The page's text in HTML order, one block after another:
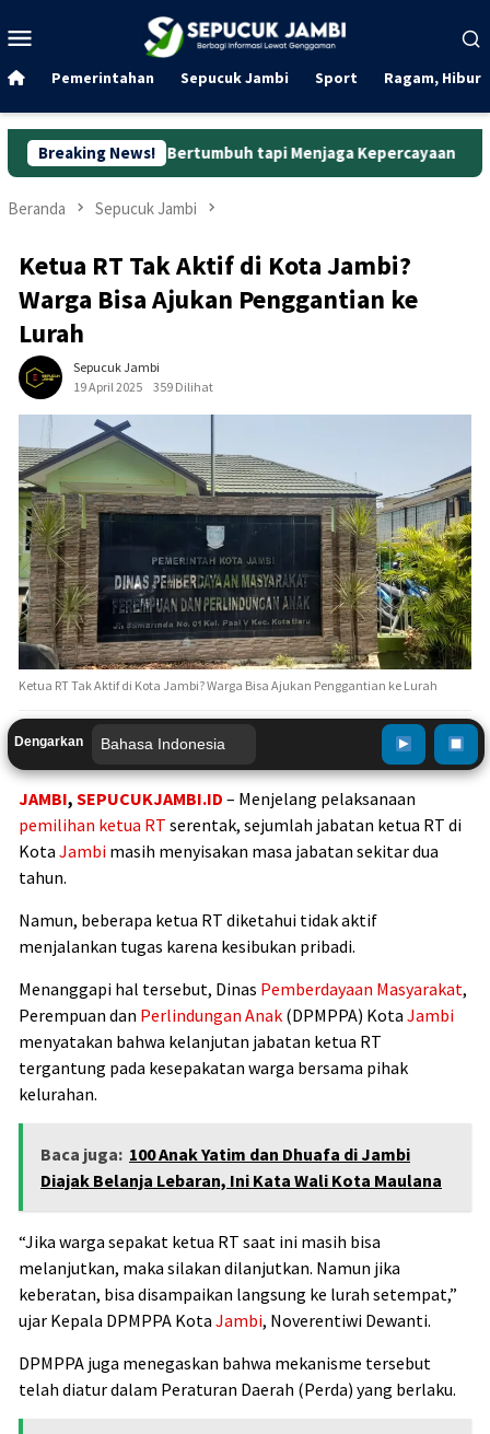
ke
Mobile
Pemerintahan Sepucuk Jambi Sport Ragam,
Breaking News!
Bertumbuh tapi Menjaga Kepercayaan Curanmor di
Beranda Sepucuk Jambi
Ketua RT Tak Aktif di Kota Jambi?
Warga Bisa Ajukan Penggantian ke
Lurah
Sepucuk Jambi
19 April 2025
359 Dilihat
Ketua RT Tak Aktif di Kota Jambi? Warga Bisa Ajukan Penggantian ke Lurah
Dengarkan
JAMBI, SEPUCUKJAMBI.ID – Menjelang pelaksanaan
pemilihan ketua RT serentak, sejumlah jabatan ketua RT di
Kota Jambi masih menyisakan masa jabatan sekitar dua
tahun.
Namun, beberapa ketua RT diketahui tidak aktif
menjalankan tugas karena kesibukan pribadi.
Menanggapi hal tersebut, Dinas Pemberdayaan Masyarakat,
Perempuan dan Perlindungan Anak (DPMPPA) Kota Jambi
menyatakan bahwa kelanjutan jabatan ketua RT
tergantung pada kesepakatan warga bersama pihak
kelurahan.
Baca juga: 100 Anak Yatim dan Dhuafa di Jambi
Diajak Belanja Lebaran, Ini Kata Wali Kota Maulana
“Jika warga sepakat ketua RT saat ini masih bisa
melanjutkan, maka silakan dilanjutkan. Namun jika
keberatan, bisa disampaikan langsung ke lurah setempat,”
ujar Kepala DPMPPA Kota Jambi, Noverentiwi Dewanti.
DPMPPA juga menegaskan bahwa mekanisme tersebut
telah diatur dalam Peraturan Daerah (Perda) yang berlaku.